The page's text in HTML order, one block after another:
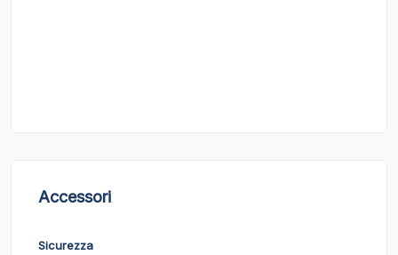
Accessori
Sicurezza